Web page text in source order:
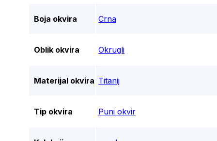
Boja okvira Crna
Oblik okvira Okrugli
Materijal okvira Titanij
Tip okvira Puni okvir